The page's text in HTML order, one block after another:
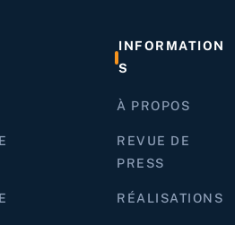
INFORMATION
S
À PROPOS
REVUE DE
PRESS
RÉALISATIONS